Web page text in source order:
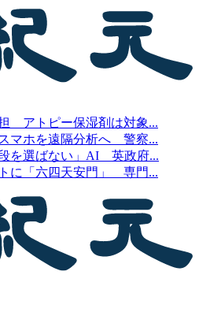
アトピー保湿剤は対象...
マホを遠隔分析へ 警察...
を選ばない」AI 英政府...
に「六四天安門」 専門...